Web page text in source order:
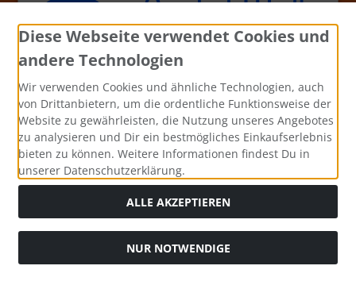
Alle Preise inkl. gesetzl. MwSt. zzgl.Versandkosten. Die
Diese Webseite verwendet Cookies und
andere Technologien
Wir verwenden Cookies und ähnliche Technologien, auch
von Drittanbietern, um die ordentliche Funktionsweise der
Website zu gewährleisten, die Nutzung unseres Angebotes
zu analysieren und Dir ein bestmögliches Einkaufserlebnis
bieten zu können. Weitere Informationen findest Du in
unserer Datenschutzerklärung.
ALLE AKZEPTIEREN
NUR NOTWENDIGE